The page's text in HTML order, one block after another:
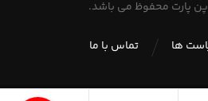
پارت محفوظ می باشد.
تماس با ما ها